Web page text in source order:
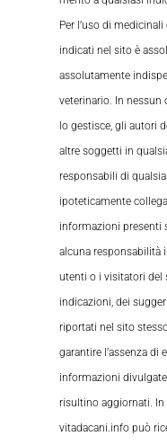
Per l’uso di
indicati nel sito è
assolutamente
veterinario. In nessun
lo gestisce, gli autori
altre soggetti in
responsabili di
ipoteticamente
informazioni presenti
alcuna responsabilità
utenti o i visitatori del
indicazioni, dei
riportati nel sito
garantire l’assenza di
informazioni
risultino aggiornati. In
vitadacani.info può